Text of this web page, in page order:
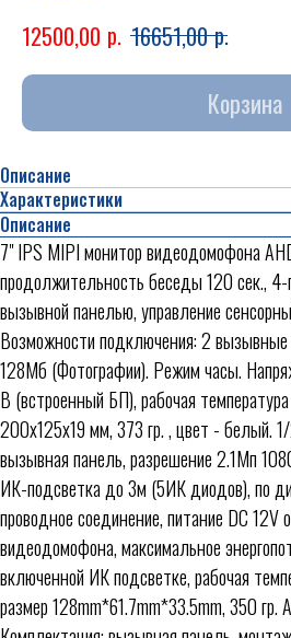
12500,00 р. 16651,00 р.
Корзина
Описание
Характеристики
Описание
7" IPS MIPI монитор видеодомофона
продолжительность беседы 120 сек.,
вызывной панелью, управление
Возможности подключения: 2 вызывные
128Мб (Фотографии). Режим часы.
В (встроенный БП), рабочая
200x125x19 мм, 373 гр. , цвет - белый.
вызывная панель, разрешение 2.1Мп
ИК-подсветка до 3м (5ИК диодов), по
проводное соединение, питание DC 12V
видеодомофона, максимальное
включенной ИК подсветке, рабочая
размер 128mm*61.7mm*33.5mm, 350 гр.